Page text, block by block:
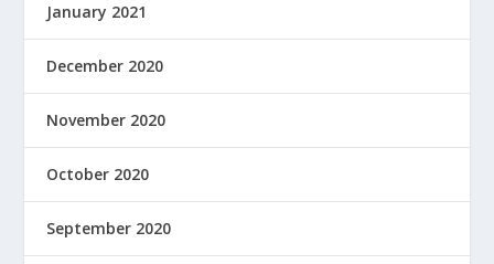
January 2021
December 2020
November 2020
October 2020
September 2020